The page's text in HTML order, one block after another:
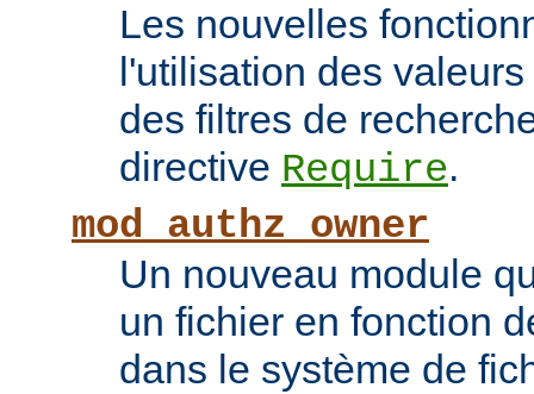
Les nouvelles
l'utilisation des
des filtres de
directive Require.
mod_authz_owner
Un nouveau module
un fichier en fonction
dans le système de